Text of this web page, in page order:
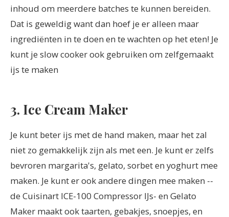
inhoud om meerdere batches te kunnen bereiden.
Dat is geweldig want dan hoef je er alleen maar
ingrediënten in te doen en te wachten op het eten! Je
kunt je slow cooker ook gebruiken om zelfgemaakt
ijs te maken
3. Ice Cream Maker
Je kunt beter ijs met de hand maken, maar het zal
niet zo gemakkelijk zijn als met een. Je kunt er zelfs
bevroren margarita's, gelato, sorbet en yoghurt mee
maken. Je kunt er ook andere dingen mee maken --
de Cuisinart ICE-100 Compressor IJs- en Gelato
Maker maakt ook taarten, gebakjes, snoepjes, en